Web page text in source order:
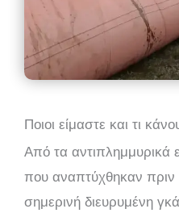
Ποιοι είμαστε και τι
Από τα αντιπλημμυρικά
που αναπτύχθηκαν
σημερινή διευρυμένη